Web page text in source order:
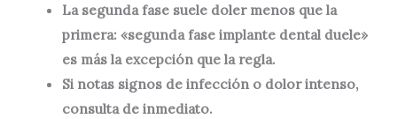
La segunda fase suele doler menos que la
primera: «segunda fase implante dental duele»
es más la excepción que la regla.
Si notas signos de infección o dolor intenso,
consulta de inmediato.